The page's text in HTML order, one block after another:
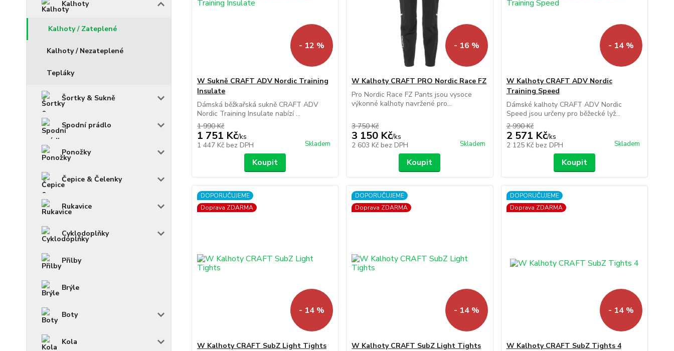
Kalhoty
Kalhoty / Zateplené
Kalhoty / Nezateplené
Tepláky
Šortky & Sukně
Spodní prádlo
Ponožky
Čepice & Čelenky
Rukavice
Cyklodoplňky
Přilby
Brýle
Boty
Kola
- 12 %
W Sukně CRAFT ADV Nordic Training
Insulate
Dámská běžkařská sukně CRAFT ADV
Nordic Training Insulate nabízí ...
1 990 Kč
1 751 Kč/ks
1 447 Kč bez DPH Skladem
Koupit
- 16 %
W Kalhoty CRAFT PRO Nordic Race FZ
Pro Nordic Race FZ Pants jsou vysoce
výkonné kalhoty navržené pro...
3 750 Kč
3 150 Kč/ks
2 603 Kč bez DPH Skladem
Koupit
- 14 %
W Kalhoty CRAFT ADV Nordic
Training Speed
Dámské kalhoty CRAFT ADV Nordic
Speed jsou určeny pro běžecké lyž...
2 990 Kč
2 571 Kč/ks
2 125 Kč bez DPH Skladem
Koupit
DOPORUČUJEME
Doprava ZDARMA
- 14 %
W Kalhoty CRAFT SubZ Light Tights
DOPORUČUJEME
Doprava ZDARMA
- 14 %
W Kalhoty CRAFT SubZ Light Tights
DOPORUČUJEME
Doprava ZDARMA
- 14 %
W Kalhoty CRAFT SubZ Tights 4